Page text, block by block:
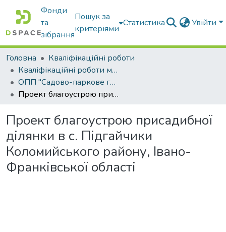
Фонди
та
зібрання
Пошук за
критеріями
Статистика Увійти
Головна
Кваліфікаційні роботи
Кваліфікаційні роботи магістрів
ОПП "Садово-паркове господарство"
Проект благоустрою присадибної ділянки в с. Підгайчики Коломийського району, Івано-Франківської області
Проект благоустрою присадибної
ділянки в с. Підгайчики
Коломийського району, Івано-
Франківської області